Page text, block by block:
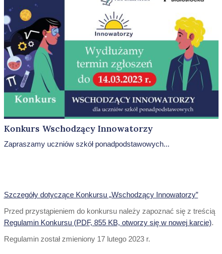
Konkurs Wschodzący Innowatorzy
Zapraszamy uczniów szkół ponadpodstawowych...
Szczegóły dotyczące Konkursu „Wschodzący Innowatorzy”
Przed przystąpieniem do konkursu należy zapoznać się z treścią
Regulamin Konkursu (PDF, 855 KB, otworzy się w nowej karcie).
Regulamin został zmieniony 17 lutego 2023 r.